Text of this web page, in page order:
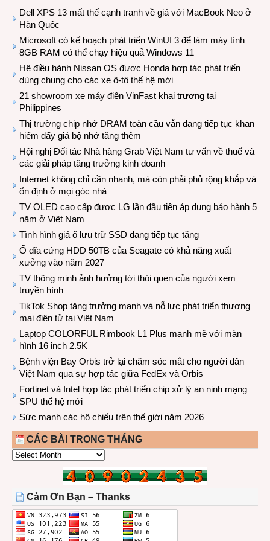
Dell XPS 13 mất thế cạnh tranh về giá với MacBook Neo ở
Hàn Quốc
Microsoft có kế hoạch phát triển WinUI 3 để làm máy tính
8GB RAM có thể chạy hiệu quả Windows 11
Hệ điều hành Nissan OS được Honda hợp tác phát triển
dùng chung cho các xe ô-tô thế hệ mới
21 showroom xe máy điện VinFast khai trương tại
Philippines
Thị trường chip nhớ DRAM toàn cầu vẫn đang tiếp tục khan
hiếm đẩy giá bộ nhớ tăng thêm
Hội nghị Đối tác Nhà hàng Grab Việt Nam tư vấn về thuế và
các giải pháp tăng trưởng kinh doanh
Internet không chỉ cần nhanh, mà còn phải phủ rộng khắp và
ổn định ở mọi góc nhà
TV OLED cao cấp được LG lần đầu tiên áp dụng bảo hành 5
năm ở Việt Nam
Tình hình giá ổ lưu trữ SSD đang tiếp tục tăng
Ổ đĩa cứng HDD 50TB của Seagate có khả năng xuất
xưởng vào năm 2027
TV thông minh ảnh hưởng tới thói quen của người xem
truyền hình
TikTok Shop tăng trưởng mạnh và nỗ lực phát triển thương
mại điện tử tại Việt Nam
Laptop COLORFUL Rimbook L1 Plus mạnh mẽ với màn
hình 16 inch 2.5K
Bệnh viện Bay Orbis trở lại chăm sóc mắt cho người dân
Việt Nam qua sự hợp tác giữa FedEx và Orbis
Fortinet và Intel hợp tác phát triển chip xử lý an ninh mạng
SPU thế hệ mới
Sức mạnh các hộ chiếu trên thế giới năm 2026
CÁC BÀI TRONG THÁNG
CÁC
THÁNG
Cảm Ơn Bạn – Thanks